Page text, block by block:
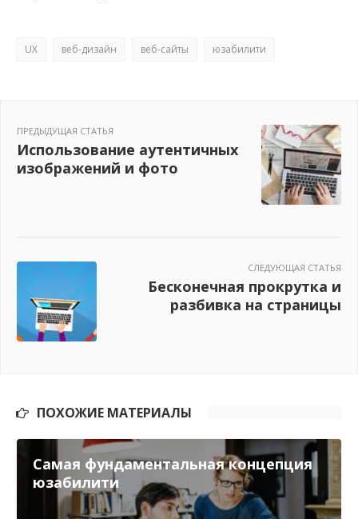
UX веб-дизайн веб-сайты юзабилити
ПРЕДЫДУЩАЯ СТАТЬЯ
Использование аутентичных
изображений и фото
СЛЕДУЮЩАЯ СТАТЬЯ
Бесконечная прокрутка и
разбивка на страницы
ПОХОЖИЕ МАТЕРИАЛЫ
Самая фундаментальная концепция
юзабилити